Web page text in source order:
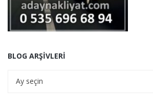
BLOG ARŞIVLERI
Arşivleri
Ay seçin
Arşivleri